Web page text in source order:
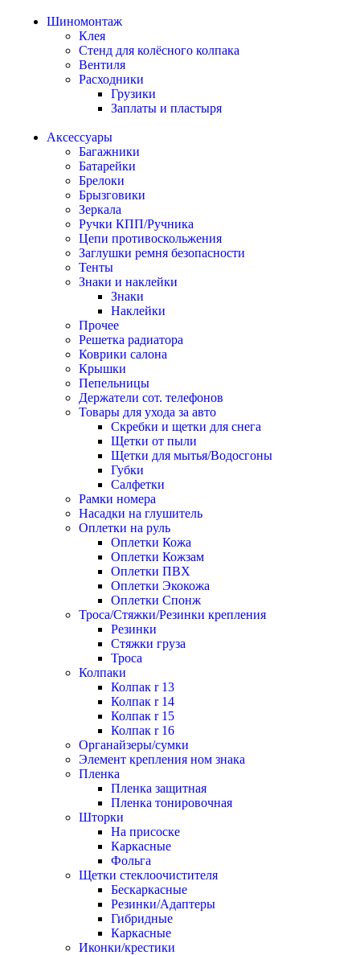
Шиномонтаж
Клея
Стенд для колёсного колпака
Вентиля
Расходники
Грузики
Заплаты и пластыря
Аксессуары
Багажники
Батарейки
Брелоки
Брызговики
Зеркала
Ручки КПП/Ручника
Цепи противоскольжения
Заглушки ремня безопасности
Тенты
Знаки и наклейки
Знаки
Наклейки
Прочее
Решетка радиатора
Коврики салона
Крышки
Пепельницы
Держатели сот. телефонов
Товары для ухода за авто
Скребки и щетки для снега
Щетки от пыли
Щетки для мытья/Водосгоны
Губки
Салфетки
Рамки номера
Насадки на глушитель
Оплетки на руль
Оплетки Кожа
Оплетки Кожзам
Оплетки ПВХ
Оплетки Экокожа
Оплетки Спонж
Троса/Стяжки/Резинки крепления
Резинки
Стяжки груза
Троса
Колпаки
Колпак r 13
Колпак r 14
Колпак r 15
Колпак r 16
Органайзеры/сумки
Элемент крепления ном знака
Пленка
Пленка защитная
Пленка тонировочная
Шторки
На присоске
Каркасные
Фольга
Щетки стеклоочистителя
Бескаркасные
Резинки/Адаптеры
Гибридные
Каркасные
Иконки/крестики